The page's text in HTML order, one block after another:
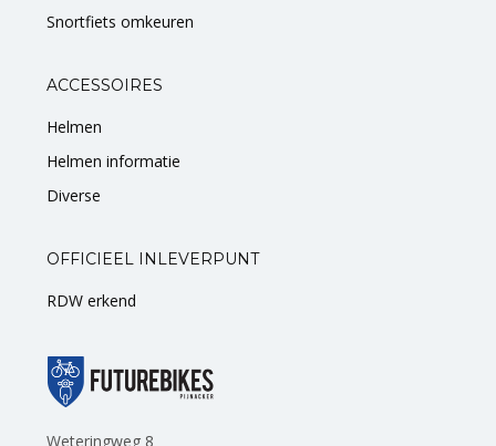
Snortfiets omkeuren
ACCESSOIRES
Helmen
Helmen informatie
Diverse
OFFICIEEL INLEVERPUNT
RDW erkend
Weteringweg 8